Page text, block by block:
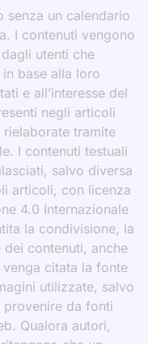
senza un calendario
I contenuti vengono
utenti che
base alla loro
e all’interesse del
negli articoli
tramite
I contenuti testuali
salvo diversa
articoli, con licenza
4.0 Internazionale
la condivisione, la
contenuti, anche
citata la fonte
utilizzate, salvo
da fonti
Qualora autori,